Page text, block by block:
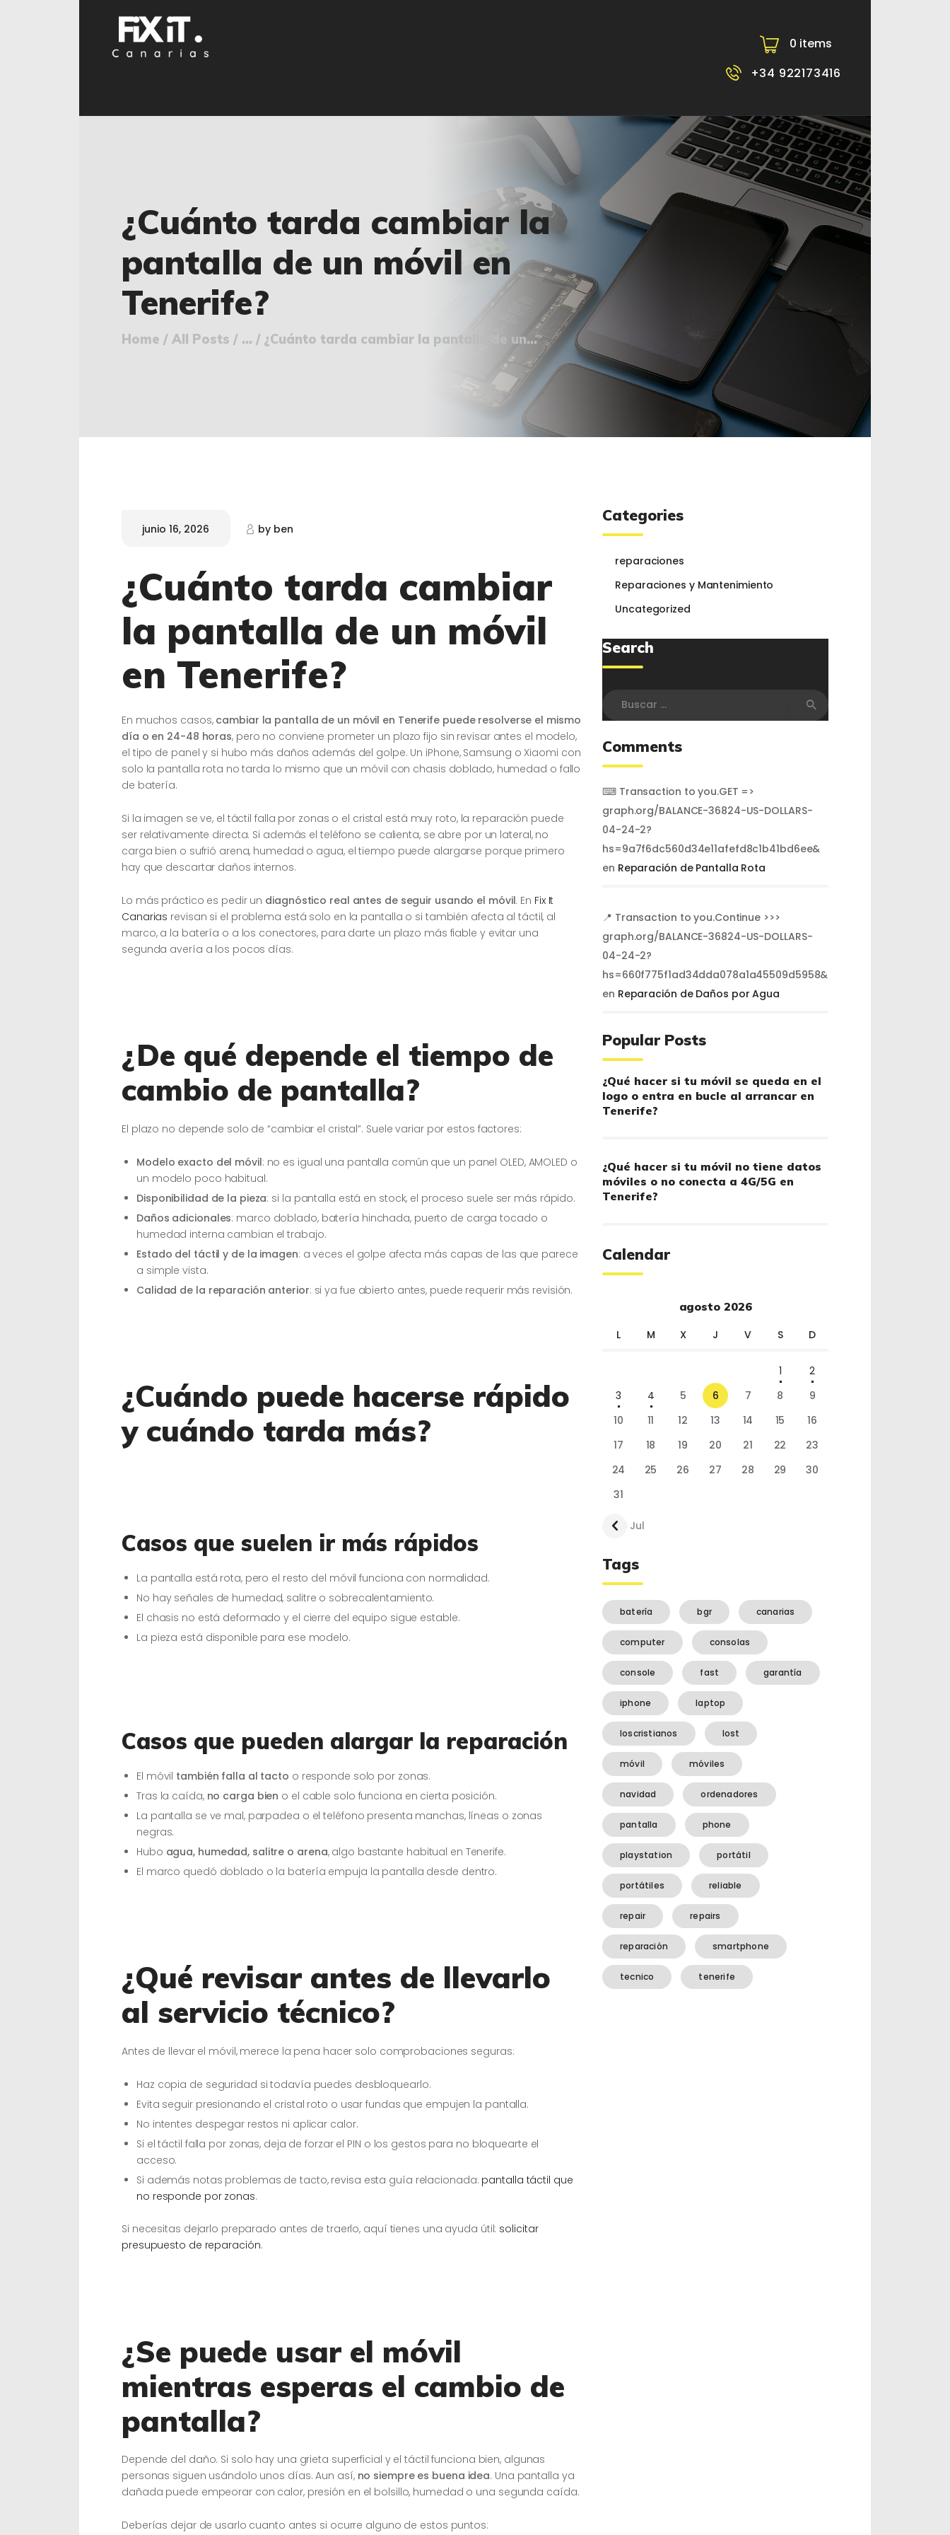
0 items
+34 922173416
¿Cuánto tarda cambiar la
pantalla de un móvil en
Tenerife?
Home All Posts ... ¿Cuánto tarda cambiar la pantalla de un...
ADICIONALES
📞 CONTACTOS
✅ UBICACIONES
📝 BLOG
¿QUIÉNES SOMOS?
🔒 POLÍTICA DE
junio 16, 2026 byben
¿Cuánto tarda cambiar
la pantalla de un móvil
en Tenerife?
En muchos casos, cambiar la pantalla de un móvil en Tenerife puede resolverse el mismo
día o en 24-48 horas, pero no conviene prometer un plazo fijo sin revisar antes el modelo,
el tipo de panel y si hubo más daños además del golpe. Un iPhone, Samsung o Xiaomi con
solo la pantalla rota no tarda lo mismo que un móvil con chasis doblado, humedad o fallo
de batería.
Si la imagen se ve, el táctil falla por zonas o el cristal está muy roto, la reparación puede
ser relativamente directa. Si además el teléfono se calienta, se abre por un lateral, no
carga bien o sufrió arena, humedad o agua, el tiempo puede alargarse porque primero
hay que descartar daños internos.
Lo más práctico es pedir un diagnóstico real antes de seguir usando el móvil. En Fix It
Canarias revisan si el problema está solo en la pantalla o si también afecta al táctil, al
marco, a la batería o a los conectores, para darte un plazo más fiable y evitar una
segunda avería a los pocos días.
¿De qué depende el tiempo de
cambio de pantalla?
El plazo no depende solo de “cambiar el cristal”. Suele variar por estos factores:
Modelo exacto del móvil: no es igual una pantalla común que un panel OLED, AMOLED o
un modelo poco habitual.
Disponibilidad de la pieza: si la pantalla está en stock, el proceso suele ser más rápido.
Daños adicionales: marco doblado, batería hinchada, puerto de carga tocado o
humedad interna cambian el trabajo.
Estado del táctil y de la imagen: a veces el golpe afecta más capas de las que parece
a simple vista.
Calidad de la reparación anterior: si ya fue abierto antes, puede requerir más revisión.
¿Cuándo puede hacerse rápido
y cuándo tarda más?
Casos que suelen ir más rápidos
La pantalla está rota, pero el resto del móvil funciona con normalidad.
No hay señales de humedad, salitre o sobrecalentamiento.
El chasis no está deformado y el cierre del equipo sigue estable.
La pieza está disponible para ese modelo.
Casos que pueden alargar la reparación
El móvil también falla al tacto o responde solo por zonas.
Tras la caída, no carga bien o el cable solo funciona en cierta posición.
La pantalla se ve mal, parpadea o el teléfono presenta manchas, líneas o zonas
negras.
Hubo agua, humedad, salitre o arena, algo bastante habitual en Tenerife.
El marco quedó doblado o la batería empuja la pantalla desde dentro.
¿Qué revisar antes de llevarlo
al servicio técnico?
Antes de llevar el móvil, merece la pena hacer solo comprobaciones seguras:
Haz copia de seguridad si todavía puedes desbloquearlo.
Evita seguir presionando el cristal roto o usar fundas que empujen la pantalla.
No intentes despegar restos ni aplicar calor.
Si el táctil falla por zonas, deja de forzar el PIN o los gestos para no bloquearte el
acceso.
Si además notas problemas de tacto, revisa esta guía relacionada: pantalla táctil que
no responde por zonas.
Si necesitas dejarlo preparado antes de traerlo, aquí tienes una ayuda útil: solicitar
presupuesto de reparación.
¿Se puede usar el móvil
mientras esperas el cambio de
pantalla?
Depende del daño. Si solo hay una grieta superficial y el táctil funciona bien, algunas
personas siguen usándolo unos días. Aun así, no siempre es buena idea. Una pantalla ya
dañada puede empeorar con calor, presión en el bolsillo, humedad o una segunda caída.
Deberías dejar de usarlo cuanto antes si ocurre alguno de estos puntos:
Categories
reparaciones
Reparaciones y Mantenimiento
Uncategorized
Search
Comments
⌨ Transaction to you.GET =>
graph.org/BALANCE-36824-US-DOLLARS-
04-24-2?
hs=9a7f6dc560d34e11afefd8c1b41bd6ee&
en Reparación de Pantalla Rota
📍 Transaction to you.Continue >>>
graph.org/BALANCE-36824-US-DOLLARS-
04-24-2?
hs=660f775f1ad34dda078a1a45509d5958&
en Reparación de Daños por Agua
Popular Posts
¿Qué hacer si tu móvil se queda en el
logo o entra en bucle al arrancar en
Tenerife?
¿Qué hacer si tu móvil no tiene datos
móviles o no conecta a 4G/5G en
Tenerife?
Calendar
agosto 2026
L M X J V S D
1
2
3
4 5 6 7 8
9
10
11 12 13 14 15
16
17
18 19 20 21 22
23
24
25 26 27 28 29
30
31
« Jul
Tags
batería bgr canarias
computer consolas
console fast garantía
iphone laptop
loscristianos lost
móvil móviles
navidad ordenadores
pantalla phone
playstation portátil
portátiles reliable
repair repairs
reparación smartphone
tecnico tenerife